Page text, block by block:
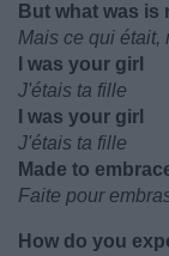
But what was is
Mais ce qui était,
I was your girl
J'étais ta fille
I was your girl
J'étais ta fille
Made to
Faite pour
How do you